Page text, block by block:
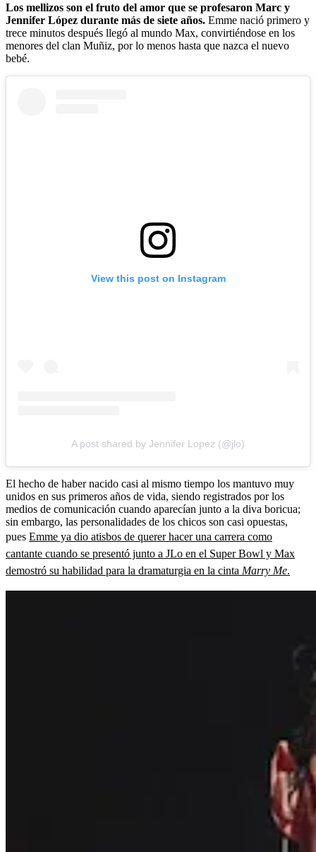
Los mellizos son el fruto del amor que se profesaron Marc y
Jennifer López durante más de siete años. Emme nació primero y
trece minutos después llegó al mundo Max, convirtiéndose en los
menores del clan Muñiz, por lo menos hasta que nazca el nuevo
bebé.
View this post on Instagram
A post shared by Jennifer Lopez (@jlo)
El hecho de haber nacido casi al mismo tiempo los mantuvo muy
unidos en sus primeros años de vida, siendo registrados por los
medios de comunicación cuando aparecían junto a la diva boricua;
sin embargo, las personalidades de los chicos son casi opuestas,
pues Emme ya dio atisbos de querer hacer una carrera como
cantante cuando se presentó junto a JLo en el Super Bowl y Max
demostró su habilidad para la dramaturgia en la cinta Marry Me.